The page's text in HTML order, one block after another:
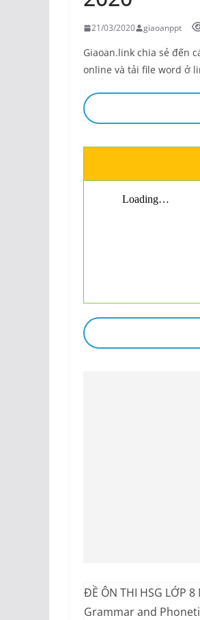
21/03/2020 giaoanppt
Giaoan.link chia sẻ đến
online và tải file word ở
ĐỀ ÔN THI HSG LỚP
Grammar and